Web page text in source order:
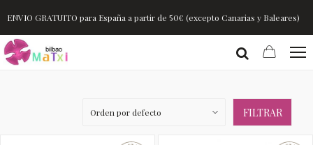
ENVIO GRATUITO para España a partir de 50€ (excepto Canarias y Baleares)
FILTRAR